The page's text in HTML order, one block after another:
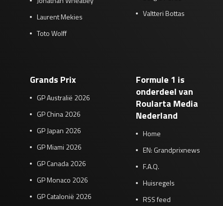
Laurent Mekies
Toto Wolff
Valtteri Bottas
Grands Prix
GP Australië 2026
GP China 2026
GP Japan 2026
GP Miami 2026
GP Canada 2026
GP Monaco 2026
GP Catalonië 2026
Formule 1 is
onderdeel van
Roularta Media
Nederland
Home
EN: Grandprixnews
F.A.Q.
Huisregels
RSS feed